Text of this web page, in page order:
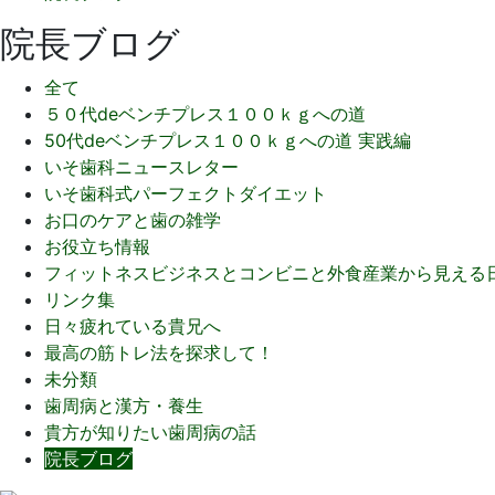
院長ブログ
全て
５０代deベンチプレス１００ｋｇへの道
50代deベンチプレス１００ｋｇへの道 実践編
いそ歯科ニュースレター
いそ歯科式パーフェクトダイエット
お口のケアと歯の雑学
お役立ち情報
フィットネスビジネスとコンビニと外食産業から見える
リンク集
日々疲れている貴兄へ
最高の筋トレ法を探求して！
未分類
歯周病と漢方・養生
貴方が知りたい歯周病の話
院長ブログ